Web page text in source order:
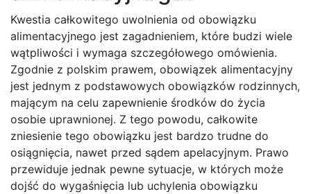
Kwestia całkowitego uwolnienia od obowiązku
alimentacyjnego jest zagadnieniem, które budzi wiele
wątpliwości i wymaga szczegółowego omówienia.
Zgodnie z polskim prawem, obowiązek alimentacyjny
jest jednym z podstawowych obowiązków rodzinnych,
mającym na celu zapewnienie środków do życia
osobie uprawnionej. Z tego powodu, całkowite
zniesienie tego obowiązku jest bardzo trudne do
osiągnięcia, nawet przed sądem apelacyjnym. Prawo
przewiduje jednak pewne sytuacje, w których może
dojść do wygaśnięcia lub uchylenia obowiązku